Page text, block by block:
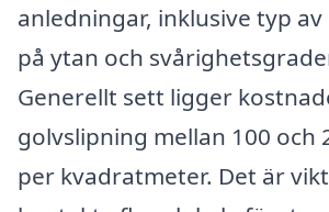
anledningar, inklusive typ
på ytan och
Generellt sett ligger
golvslipning mellan 100 och
per kvadratmeter. Det är